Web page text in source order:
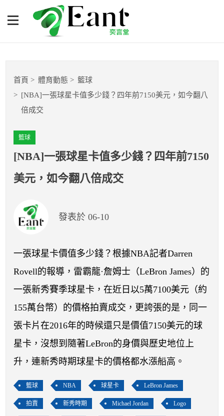
[NBA]一張球星卡值多少
錢？四年前7150美元，如今
籃球
棒球
球隊數據
開賽列表
運彩教學專區
首頁 體育動態
籃球
[NBA]一張球星卡值多少錢？四年前7150美元，如今翻八
倍成交
籃球
[NBA]一張球星卡值多少錢？四年前7150
美元，如今翻八倍成交
發表於 06-10
一張球星卡價值多少錢？根據NBA記者Darren
Rovell的報導，雷霸龍·詹姆士（LeBron James）的
一張新秀賽季球星卡，在近日以5萬7100美元（約
155萬台幣）的價格拍賣成交，更誇張的是，同一
張卡片在2016年的時候還只是價值7150美元的球
星卡，沒想到隨著LeBron的身價與歷史地位上
升，連新秀時期球星卡的價格都水漲船高。
籃球 NBA 球星卡 LeBron James
拍賣 新秀時期 Michael Jordan Logo